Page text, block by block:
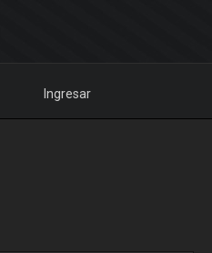
Ingresar